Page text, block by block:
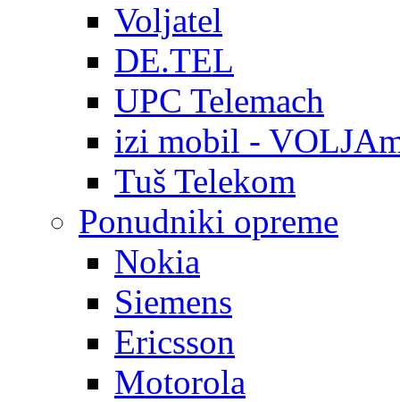
Voljatel
DE.TEL
UPC Telemach
izi mobil -
Tuš Telekom
Ponudniki opreme
Nokia
Siemens
Ericsson
Motorola